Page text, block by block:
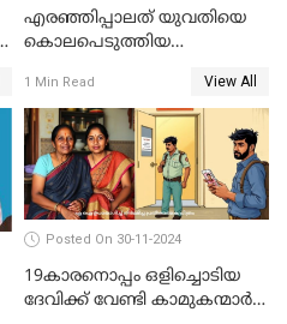
എരഞ്ഞിപ്പാലത് യുവതിയെ
കൊലപെടുത്തിയ
കസ്റ്റഡി അപേക്ഷ ഇന്ന്
1 Min Read View All
Posted On 30-11-2024
19കാരനൊപ്പം ഒളിച്ചൊടിയ
ദേവിക്ക് വേണ്ടി കാമുകന്മാർ